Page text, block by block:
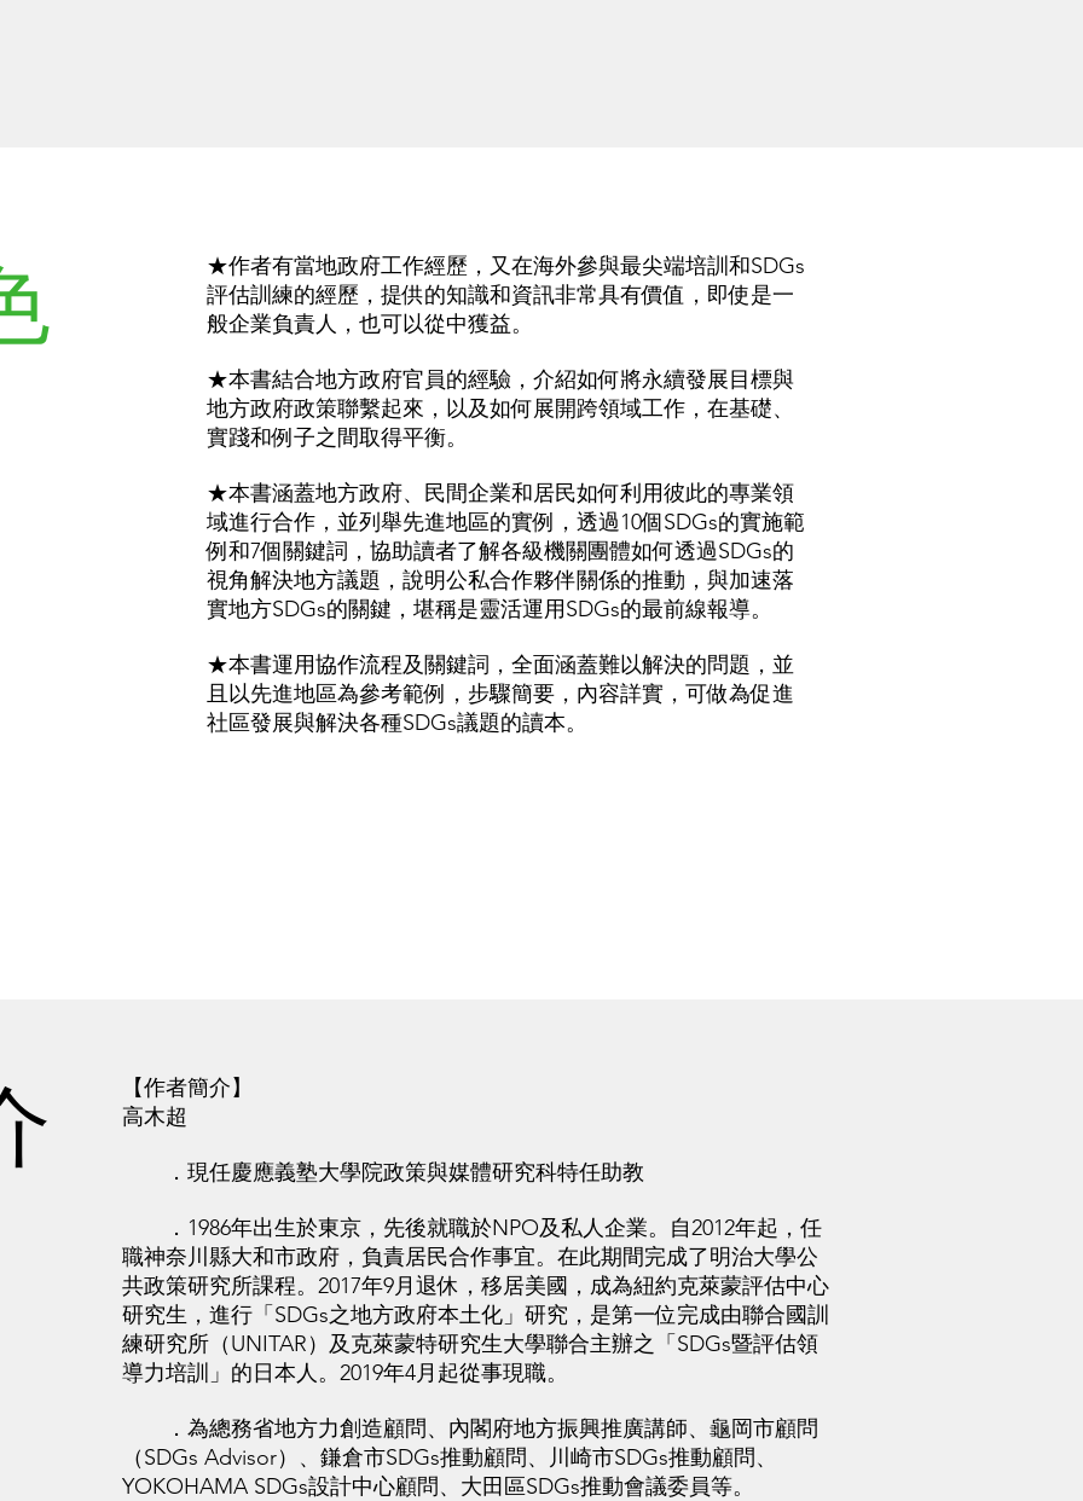
★作者有當地政府工作經歷，又在海外參與最尖端培訓和SDGs
評估訓練的經歷，提供的知識和資訊非常具有價值，即使是一
般企業負責人，也可以從中獲益。
★本書結合地方政府官員的經驗，介紹如何將永續發展目標與
地方政府政策聯繫起來，以及如何展開跨領域工作，在基礎、
實踐和例子之間取得平衡。
★本書涵蓋地方政府、民間企業和居民如何利用彼此的專業領
域進行合作，並列舉先進地區的實例，透過10個SDGs的實施範
例和7個關鍵詞，協助讀者了解各級機關團體如何透過SDGs的
視角解決地方議題，說明公私合作夥伴關係的推動，與加速落
實地方SDGs的關鍵，堪稱是靈活運用SDGs的最前線報導。
★本書運用協作流程及關鍵詞，全面涵蓋難以解決的問題，並
且以先進地區為參考範例，步驟簡要，內容詳實，可做為促進
社區發展與解決各種SDGs議題的讀本。
【作者簡介】
高木超
．現任慶應義塾大學院政策與媒體研究科特任助教
．1986年出生於東京，先後就職於NPO及私人企業。自2012年起，任
職神奈川縣大和市政府，負責居民合作事宜。在此期間完成了明治大學公
共政策研究所課程。2017年9月退休，移居美國，成為紐約克萊蒙評估中心
研究生，進行「SDGs之地方政府本土化」研究，是第一位完成由聯合國訓
練研究所（UNITAR）及克萊蒙特研究生大學聯合主辦之「SDGs暨評估領
導力培訓」的日本人。2019年4月起從事現職。
．為總務省地方力創造顧問、內閣府地方振興推廣講師、龜岡市顧問
（SDGs Advisor）、鎌倉市SDGs推動顧問、川崎市SDGs推動顧問、
YOKOHAMA SDGs設計中心顧問、大田區SDGs推動會議委員等。